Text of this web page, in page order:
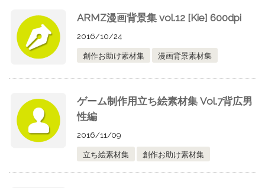
ARMZ漫画背景集 vol.12 [Kie] 600dpi
2016/10/24
創作お助け素材集 漫画背景素材集
ゲーム制作用立ち絵素材集 Vol.7背広男
性編
2016/11/09
立ち絵素材集 創作お助け素材集